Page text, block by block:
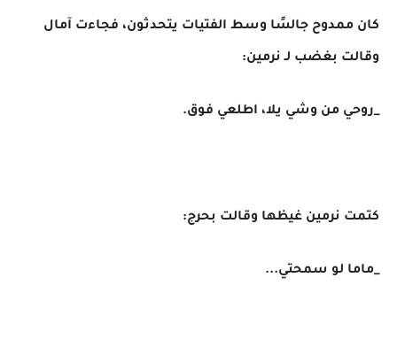
كان ممدوح جالسًا وسط الفتيات يتحدثون، فجاءت آمال
وقالت بغضب لـ نرمين:
_روحي من وشي يلا، اطلعي فوق.
كتمت نرمين غيظها وقالت بحرج:
_ماما لو سمحتي...